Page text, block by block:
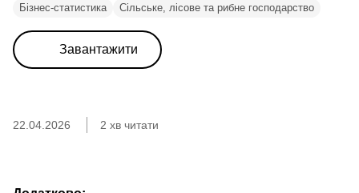
Бізнес-статистика Сільське, лісове та рибне господарство
Завантажити
22.04.2026 2 хв читати